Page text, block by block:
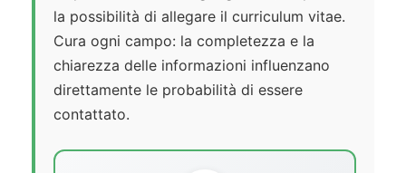
la possibilità di allegare il curriculum vitae.
Cura ogni campo: la completezza e la
chiarezza delle informazioni influenzano
direttamente le probabilità di essere
contattato.